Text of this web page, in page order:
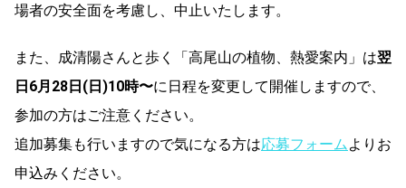
場者の安全面を考慮し、中止いたします。
また、成清陽さんと歩く「高尾山の植物、熱愛案内」は翌
日6月28日(日)10時〜に日程を変更して開催しますので、
参加の方はご注意ください。
追加募集も行いますので気になる方は応募フォーム よりお
申込みください。